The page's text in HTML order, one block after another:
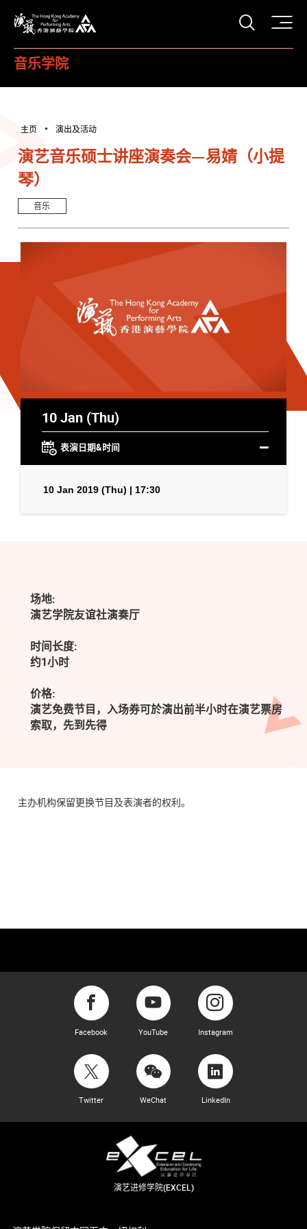
打开
音乐学院
主页 演出及活动
演艺音乐硕士讲座演奏会—易婧（小提
琴）
音乐
10 Jan (Thu)
表演日期&时间
10 Jan 2019 (Thu) | 17:30
场地:
演艺学院友谊社演奏厅
时间长度:
约1小时
价格:
演艺免费节目，入场券可於演出前半小时在演艺票房
索取，先到先得
主办机构保留更换节目及表演者的权利。
Facebook YouTube Instagram
Twitter WeChat LinkedIn
演艺进修学院(EXCEL)